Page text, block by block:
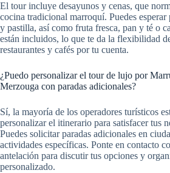
El tour incluye desayunos y cenas, que
cocina tradicional marroquí. Puedes
y pastilla, así como fruta fresca, pan y té o
están incluidos, lo que te da la flexibilidad
restaurantes y cafés por tu cuenta.
¿Puedo personalizar el tour de lujo por
Merzouga con paradas adicionales?
Sí, la mayoría de los operadores turísticos
personalizar el itinerario para satisfacer tus
Puedes solicitar paradas adicionales en
actividades específicas. Ponte en contacto
antelación para discutir tus opciones y
personalizado.